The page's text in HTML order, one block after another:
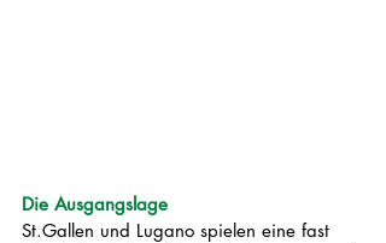
Die Ausgangslage
St.Gallen und Lugano spielen eine fast